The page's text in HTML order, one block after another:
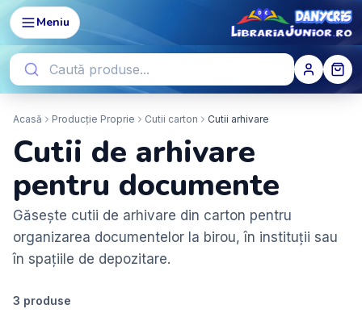
Meniu
Acasă Producție Proprie Cutii carton Cutii arhivare
Cutii de arhivare
pentru documente
Găsește cutii de arhivare din carton pentru
organizarea documentelor la birou, în instituții sau
în spațiile de depozitare.
3 produse